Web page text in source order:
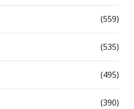
(559)
(535)
(495)
(390)